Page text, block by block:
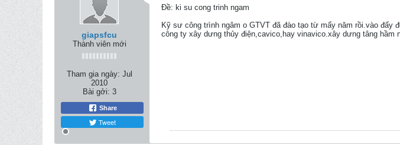
giapsfcu
Thành viên mới
Tham gia ngày: Jul
2010
Bài gởi: 3
Share
Tweet
Ðề: ki su cong trinh ngam
Kỹ sư công trình ngâm o GTVT đã đào tạo từ mấy năm rồi.vào
công ty xây dưng thủy điện,cavico,hay vinavico.xây dưng tâng hầm